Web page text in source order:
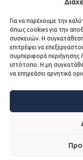
Για να παρέχουμε την
όπως cookies για την
συσκευών. Η συγκατάθεση
επιτρέψει να
συμπεριφορά περιήγησης
ιστότοπο. Η μη
να επηρεάσει αρνητικά
WEB DEVELOPMENT